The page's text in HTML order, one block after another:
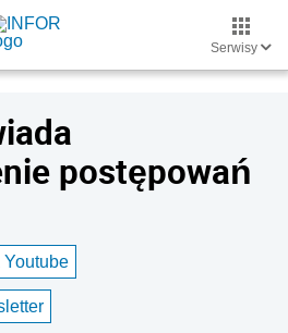
Serwisy
postępowań
Youtube